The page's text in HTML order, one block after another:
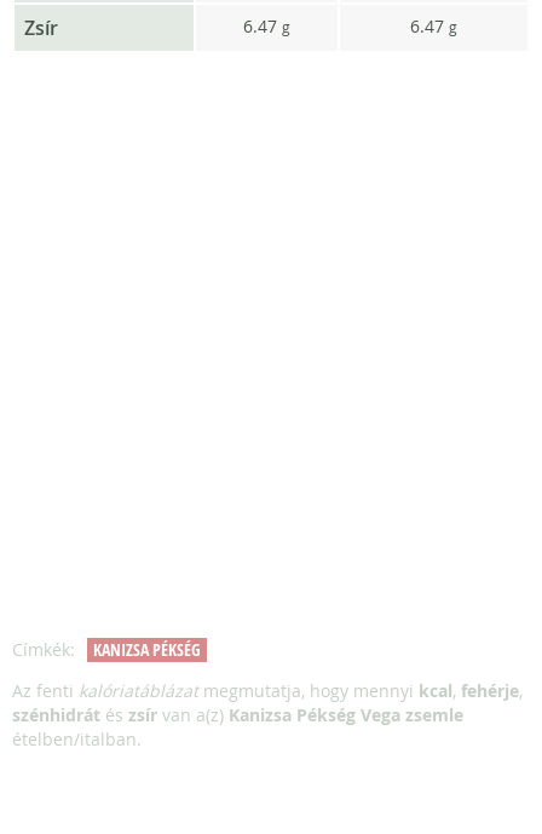
Zsír 6.47 g 6.47 g
Címkék:
KANIZSA PÉKSÉG
Az fenti kalóriatáblázatmegmutatja, hogy mennyi kcal, fehérje,
szénhidrát és zsír van a(z) Kanizsa Pékség Vega zsemle
ételben/italban.